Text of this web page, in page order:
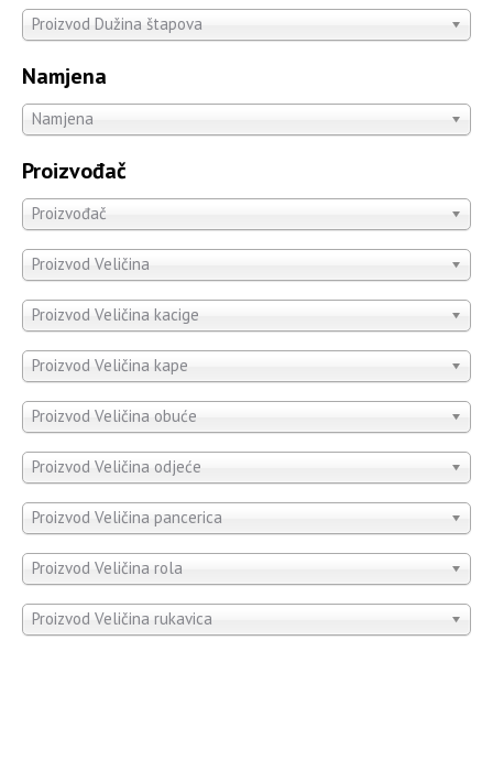
Proizvod Dužina štapova
Namjena
Namjena
Proizvođač
Proizvođač
Proizvod Veličina
Proizvod Veličina kacige
Proizvod Veličina kape
Proizvod Veličina obuće
Proizvod Veličina odjeće
Proizvod Veličina pancerica
Proizvod Veličina rola
Proizvod Veličina rukavica